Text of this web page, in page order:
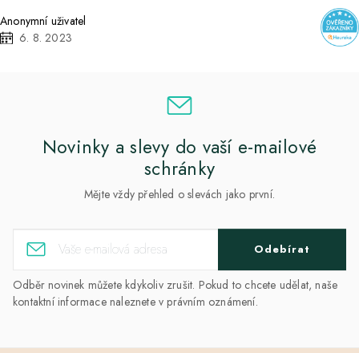
Anonymní uživatel
6. 8. 2023
Novinky a slevy do vaší e-mailové
schránky
Mějte vždy přehled o slevách jako první.
Odebírat
Odběr novinek můžete kdykoliv zrušit. Pokud to chcete udělat, naše
kontaktní informace naleznete v právním oznámení.